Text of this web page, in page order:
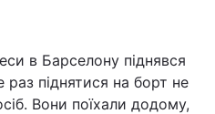
в Барселону піднявся
піднятися на борт не
Вони поїхали додому,